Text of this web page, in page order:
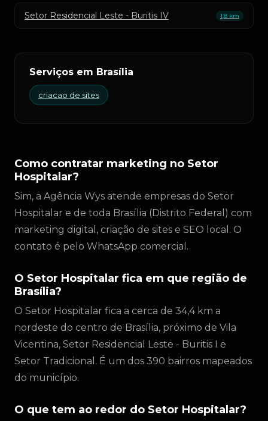
Setor Residencial Leste - Buritis IV 1,8 km
Serviços em Brasília
criacao de sites
Como contratar marketing no Setor
Hospitalar?
Sim, a Agência Wys atende empresas do Setor
Hospitalar e de toda Brasília (Distrito Federal) com
marketing digital, criação de sites e SEO local. O
contato é pelo WhatsApp comercial.
O Setor Hospitalar fica em que região de
Brasília?
O Setor Hospitalar fica a cerca de 34,4 km a
nordeste do centro de Brasília, próximo de Vila
Vicentina, Setor Residencial Leste - Buritis I e
Setor Tradicional. É um dos 390 bairros mapeados
do município.
O que tem ao redor do Setor Hospitalar?